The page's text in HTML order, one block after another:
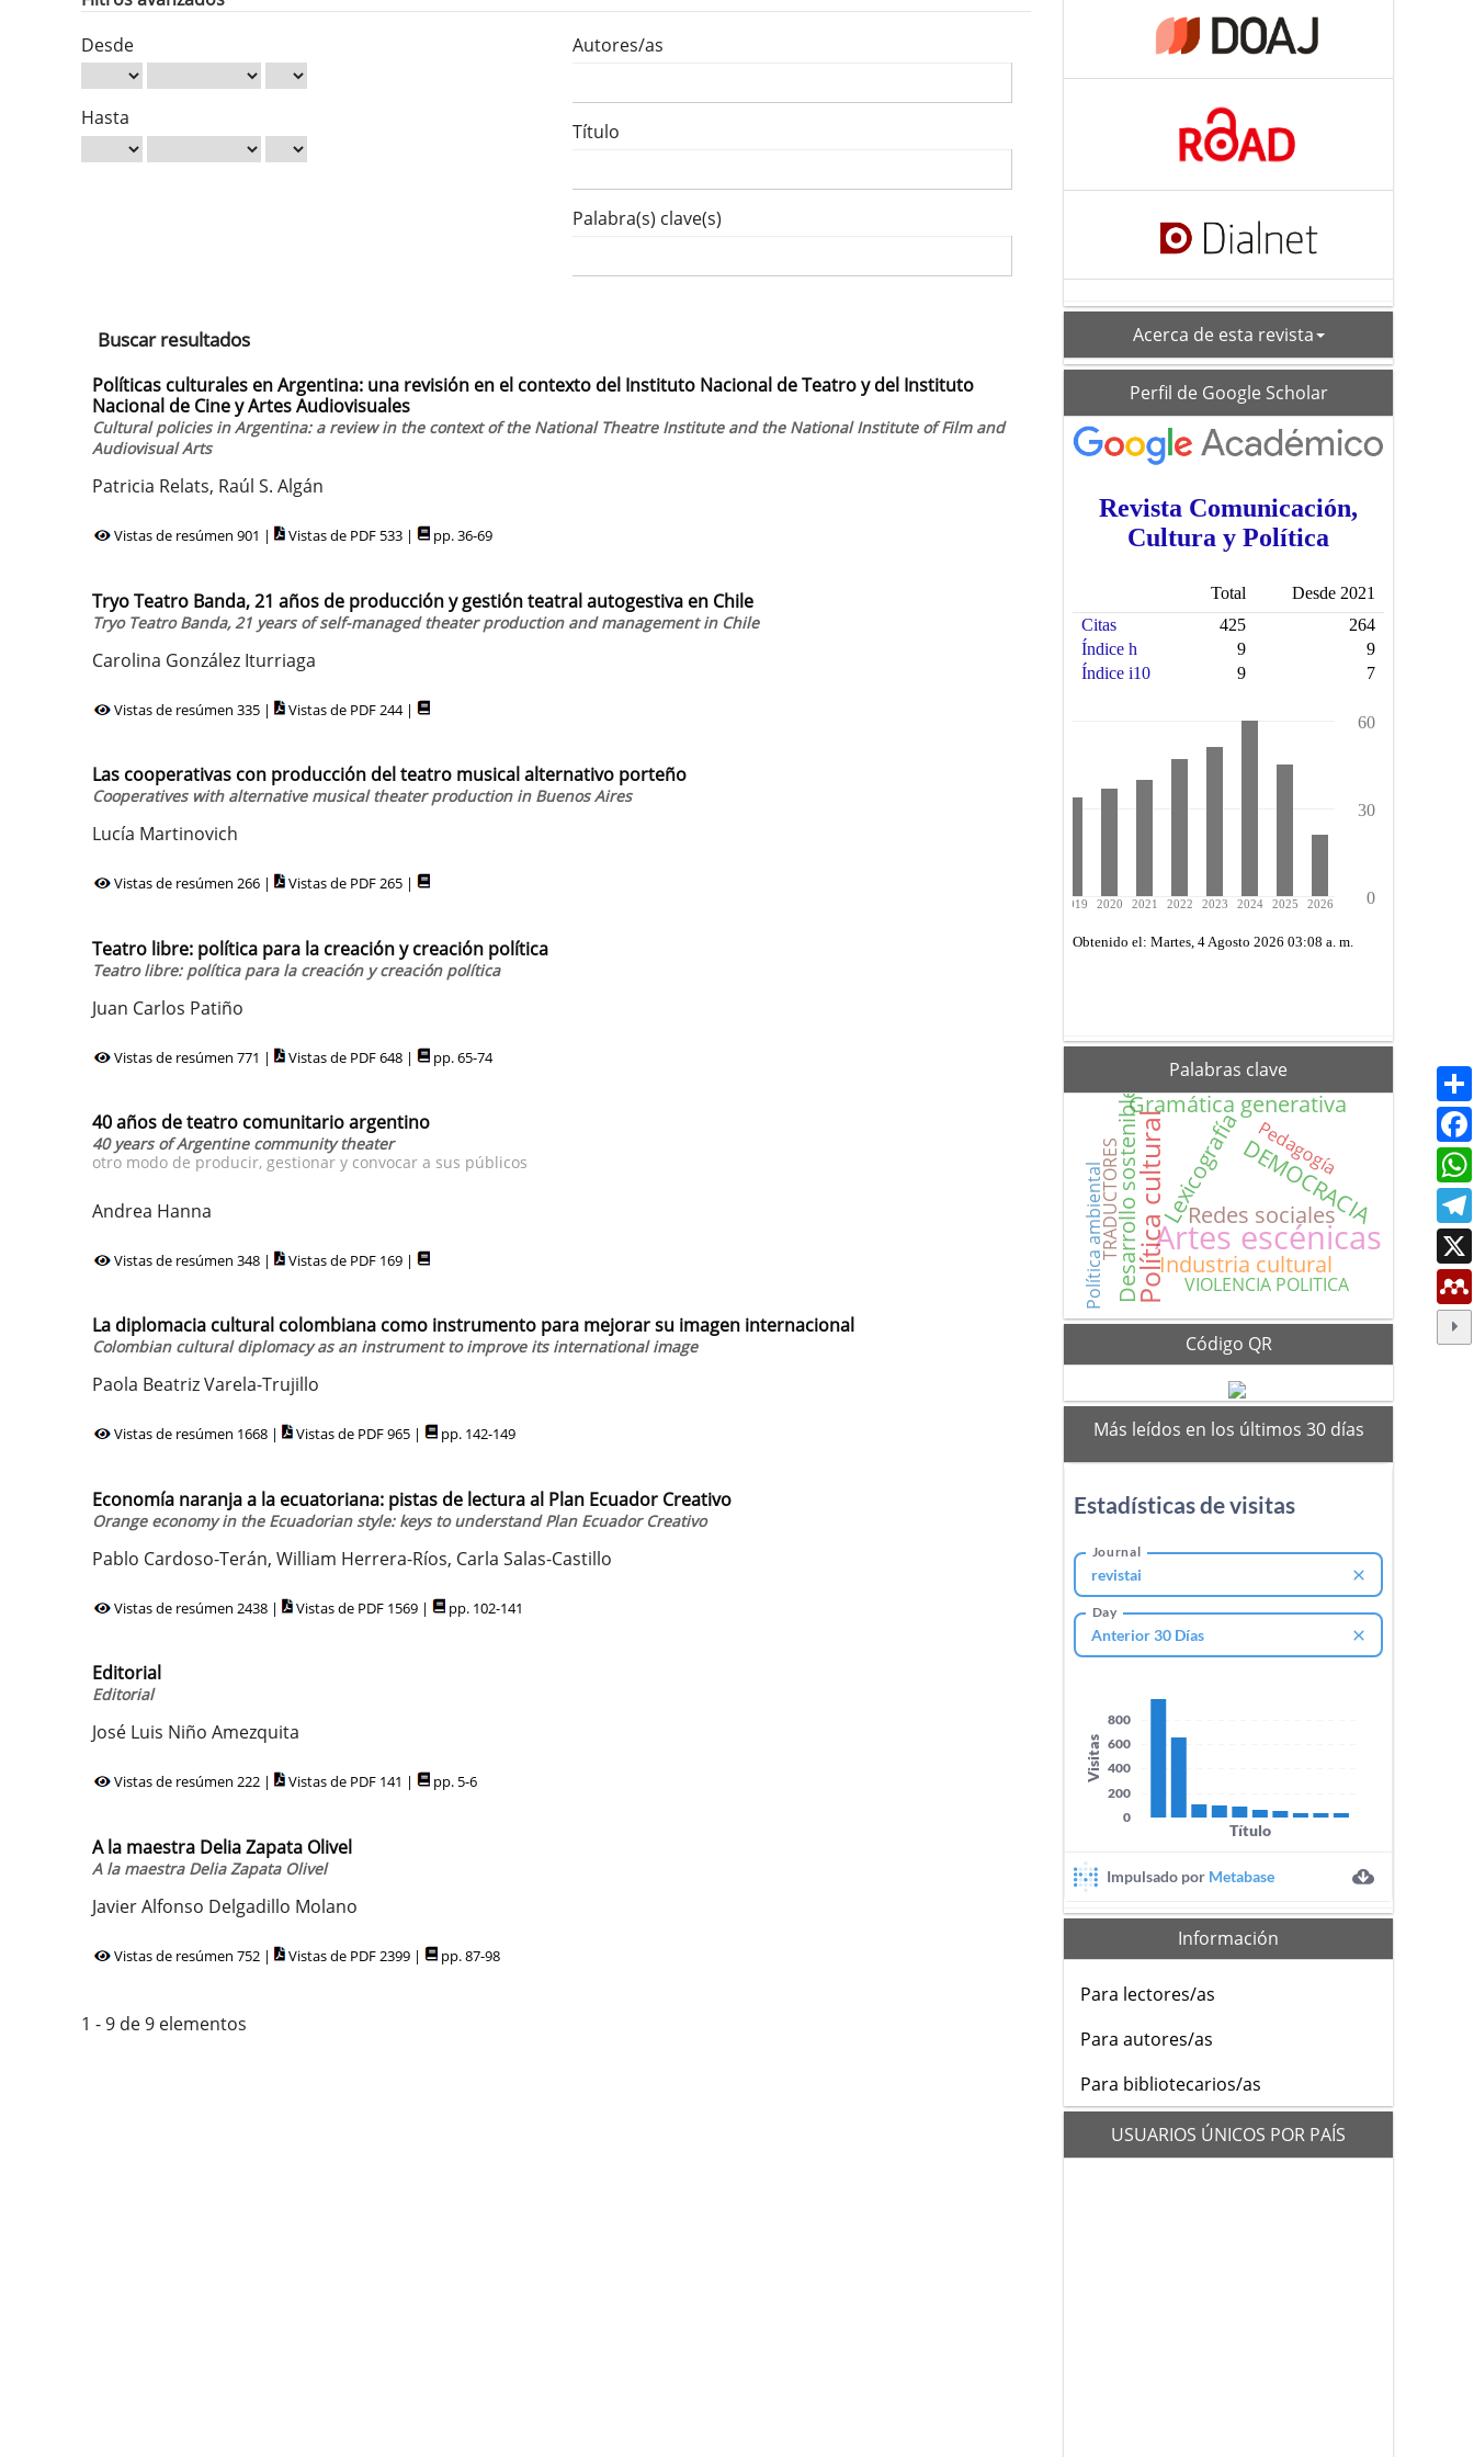
Desde
Hasta
Autores/as
Título
Palabra(s) clave(s)
Buscar resultados
Políticas culturales en Argentina: una revisión en el contexto del Instituto Nacional de Teatro y del Instituto
Nacional de Cine y Artes Audiovisuales
Cultural policies in Argentina: a review in the context of the National Theatre Institute and the National Institute of Film and
Audiovisual Arts
Patricia Relats, Raúl S. Algán
Vistas de resúmen 901 | Vistas de PDF 533 | pp. 36-69
Tryo Teatro Banda, 21 años de producción y gestión teatral autogestiva en Chile
Tryo Teatro Banda, 21 years of self-managed theater production and management in Chile
Carolina González Iturriaga
Vistas de resúmen 335 | Vistas de PDF 244 |
Las cooperativas con producción del teatro musical alternativo porteño
Cooperatives with alternative musical theater production in Buenos Aires
Lucía Martinovich
Vistas de resúmen 266 | Vistas de PDF 265 |
Teatro libre: política para la creación y creación política
Teatro libre: política para la creación y creación política
Juan Carlos Patiño
Vistas de resúmen 771 | Vistas de PDF 648 | pp. 65-74
40 años de teatro comunitario argentino
40 years of Argentine community theater
otro modo de producir, gestionar y convocar a sus públicos
Andrea Hanna
Vistas de resúmen 348 | Vistas de PDF 169 |
La diplomacia cultural colombiana como instrumento para mejorar su imagen internacional
Colombian cultural diplomacy as an instrument to improve its international image
Paola Beatriz Varela-Trujillo
Vistas de resúmen 1668 | Vistas de PDF 965 | pp. 142-149
Economía naranja a la ecuatoriana: pistas de lectura al Plan Ecuador Creativo
Orange economy in the Ecuadorian style: keys to understand Plan Ecuador Creativo
Pablo Cardoso-Terán, William Herrera-Ríos, Carla Salas-Castillo
Vistas de resúmen 2438 | Vistas de PDF 1569 | pp. 102-141
Editorial
Editorial
José Luis Niño Amezquita
Vistas de resúmen 222 | Vistas de PDF 141 | pp. 5-6
A la maestra Delia Zapata Olivel
A la maestra Delia Zapata Olivel
Javier Alfonso Delgadillo Molano
Vistas de resúmen 752 | Vistas de PDF 2399 | pp. 87-98
1 - 9 de 9 elementos
Acerca de esta revista
schoolar_profile
Perfil de Google Scholar
Palabras clave
Artes escénicas
Política culturalIndustria cultural
DEMOCRACIA
Gramática generativa
Lexicografía
Desarrollo sostenible Redes sociales
TRADUCTORES Pedagogía
VIOLENCIA POLITICA
Política ambiental
Código QR
mas_vistos
Más leídos en los últimos 30 días
Información
Para lectores/as
Para autores/as
Para bibliotecarios/as
flagsUSUARIOS ÚNICOS POR PAÍS